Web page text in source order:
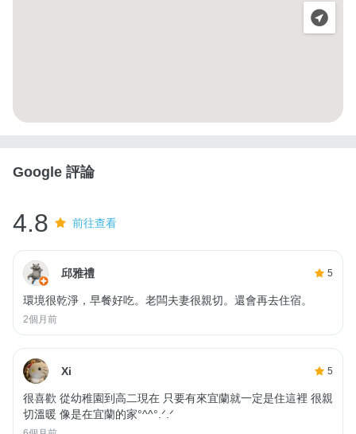
Google 評論
4.8 前往查看
邱雅禮 5
環境很乾淨，早餐好吃。老闆夫妻很親切。還會再去住宿。
2個月前
Xi 5
很喜歡 從幼稚園到高二現在 只要有來宜蘭就一定是住這裡 很親
切溫暖 像是在宜蘭的家°^^°.ᐟ.ᐟ